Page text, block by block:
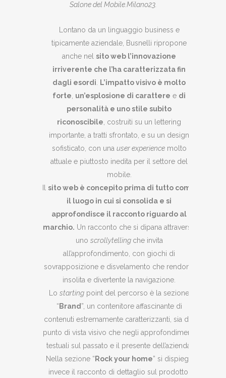
Salone del Mobile.Milano23.
Lontano da un linguaggio business e
tipicamente aziendale, Busnelli ripropone
anche nel sito web l’innovazione
irriverente che l’ha caratterizzata fin
dagli esordi
L’impatto visivo è molto
forte un’esplosione di carattere e di
personalità e uno stile subito
riconoscibile , costruiti su un lettering
importante, a tratti sfrontato, e su un design
sofisticato, con una user experiencemolto
attuale e piuttosto inedita per il settore del
mobile.
sito web è concepito prima di tutto come
il luogo in cui si consolida e si
approfondisce il racconto riguardo al
marchio. Un racconto che si dipana attraverso
uno scrollytelling che invita
all’approfondimento, con giochi di
sovrapposizione e disvelamento che rendono
insolita e divertente la navigazione.
Lo starting point del percorso è la sezione
“ Brand ”, un contenitore affascinante di
contenuti estremamente caratterizzanti, sia dal
punto di vista visivo che negli approfondimenti
testuali sul passato e il presente dell’azienda.
Nella sezione “ Rock your home” si dispiega
invece il racconto di dettaglio sul prodotto,